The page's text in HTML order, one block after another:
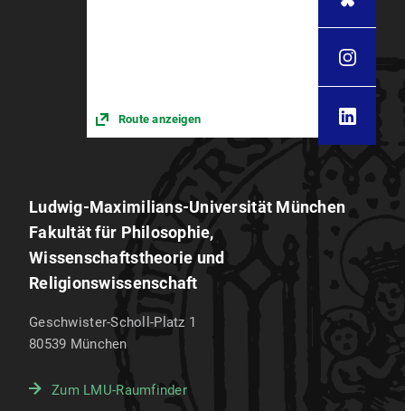
Route anzeigen
Ludwig-Maximilians-Universität München
Fakultät für Philosophie,
Wissenschaftstheorie und
Religionswissenschaft
Geschwister-Scholl-Platz 1
80539 München
Zum LMU-Raumfinder